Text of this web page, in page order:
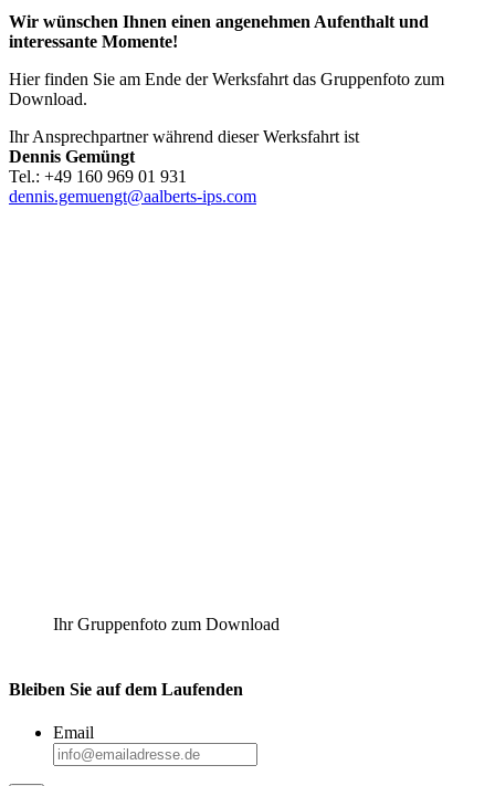
Wir wünschen Ihnen einen angenehmen Aufenthalt und
interessante Momente!
Hier finden Sie am Ende der Werksfahrt das Gruppenfoto zum
Download.
Ihr Ansprechpartner während dieser Werksfahrt ist
Dennis Gemüngt
Tel.: +49 160 969 01 931
dennis.gemuengt@aalberts-ips.com
Ihr Gruppenfoto zum Download
Bleiben Sie auf dem Laufenden
Email